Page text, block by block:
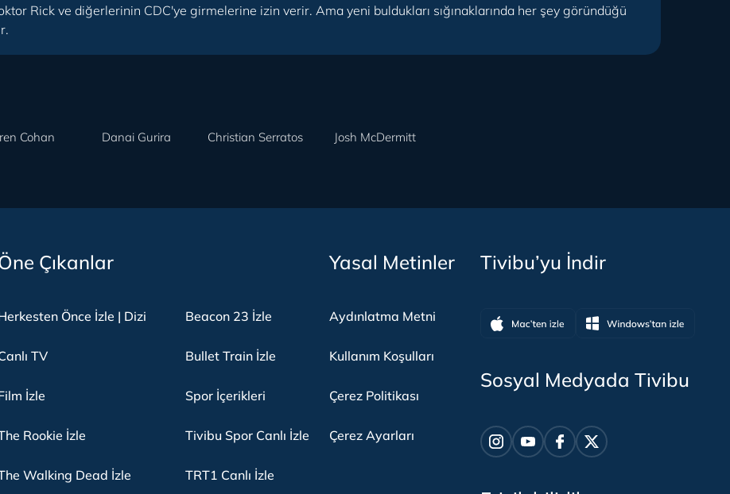
Rick ve diğerlerinin CDC'ye girmelerine izin verir. Ama yeni buldukları sığınaklarında her şey göründüğü
Cohan Danai Gurira Christian Serratos Josh McDermitt
Çıkanlar
Önce İzle | Dizi
TV
İzle
Rookie İzle
Walking Dead İzle
Beacon 23 İzle
Bullet Train İzle
Spor İçerikleri
Tivibu Spor Canlı İzle
TRT1 Canlı İzle
Yasal Metinler
Aydınlatma Metni
Kullanım Koşulları
Çerez Politikası
Çerez Ayarları
Tivibu’yu İndir
Sosyal Medyada Tivibu